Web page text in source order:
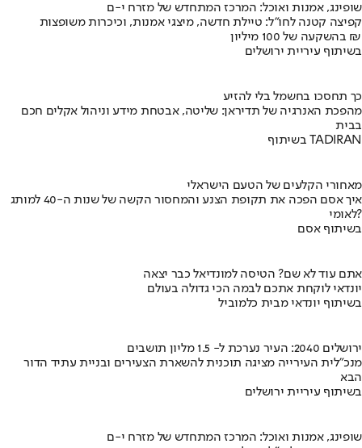
שופינג, אמנות ואוכל: המרכז המתחדש של מזרח י-ם
קפיצה קטנה לחו"ל: טיילת חדשה, מיצגי אמנות, וכיכרות משופצות
בהשקעה של 100 מיליון ₪
בשיתוף עיריית ירושלים
כך תחסכו בחשמל בלי להזיע
מהפכת האנרגיה של תדיראן: שליטה, אבטחת מידע וניהול אקלים חכם
בבית
בשיתוף TADIRAN
מאחורי הקלעים של הטעם הישראלי
איך אסם הפכה את תקופת הצנע והמחסור הקשה של שנות ה-40 למותג
לאומי?
בשיתוף אסם
אתם עוד לא שם? הטיסה למונדיאל כבר יצאה
יונדאי לוקחת אתכם לבמה הכי גדולה בעולם
בשיתוף יונדאי מבית כלמוביל
ירושלים 2040: העיר נערכת ל- 1.5 מליון תושבים
מנכ"לית העירייה מציגה תוכנית להשארת הצעירים ובניית עתיד הדור
הבא
בשיתוף עיריית ירושלים
שופינג, אמנות ואוכל: המרכז המתחדש של מזרח י-ם